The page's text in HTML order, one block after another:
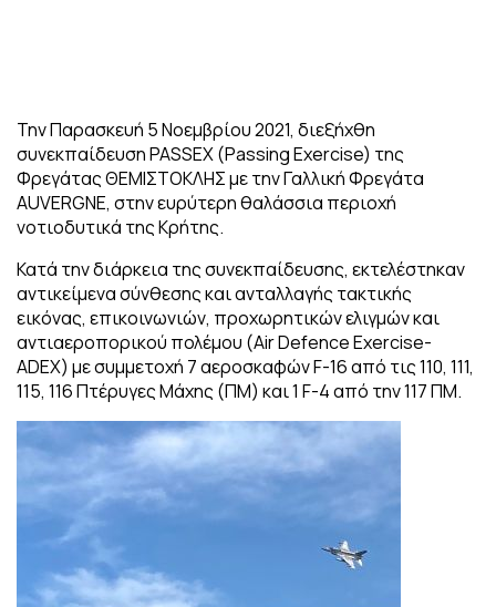
Την Παρασκευή 5 Νοεμβρίου 2021, διεξήχθη
συνεκπαίδευση PASSEX (Passing Exercise) της
Φρεγάτας ΘΕΜΙΣΤΟΚΛΗΣ με την Γαλλική Φρεγάτα
AUVERGNE, στην ευρύτερη θαλάσσια περιοχή
νοτιοδυτικά της Κρήτης.
Κατά την διάρκεια της συνεκπαίδευσης, εκτελέστηκαν
αντικείμενα σύνθεσης και ανταλλαγής τακτικής
εικόνας, επικοινωνιών, προχωρητικών ελιγμών και
αντιαεροπορικού πολέμου (Air Defence Exercise-
ADEX) με συμμετοχή 7 αεροσκαφών F-16 από τις 110, 111,
115, 116 Πτέρυγες Μάχης (ΠΜ) και 1 F-4 από την 117 ΠΜ.